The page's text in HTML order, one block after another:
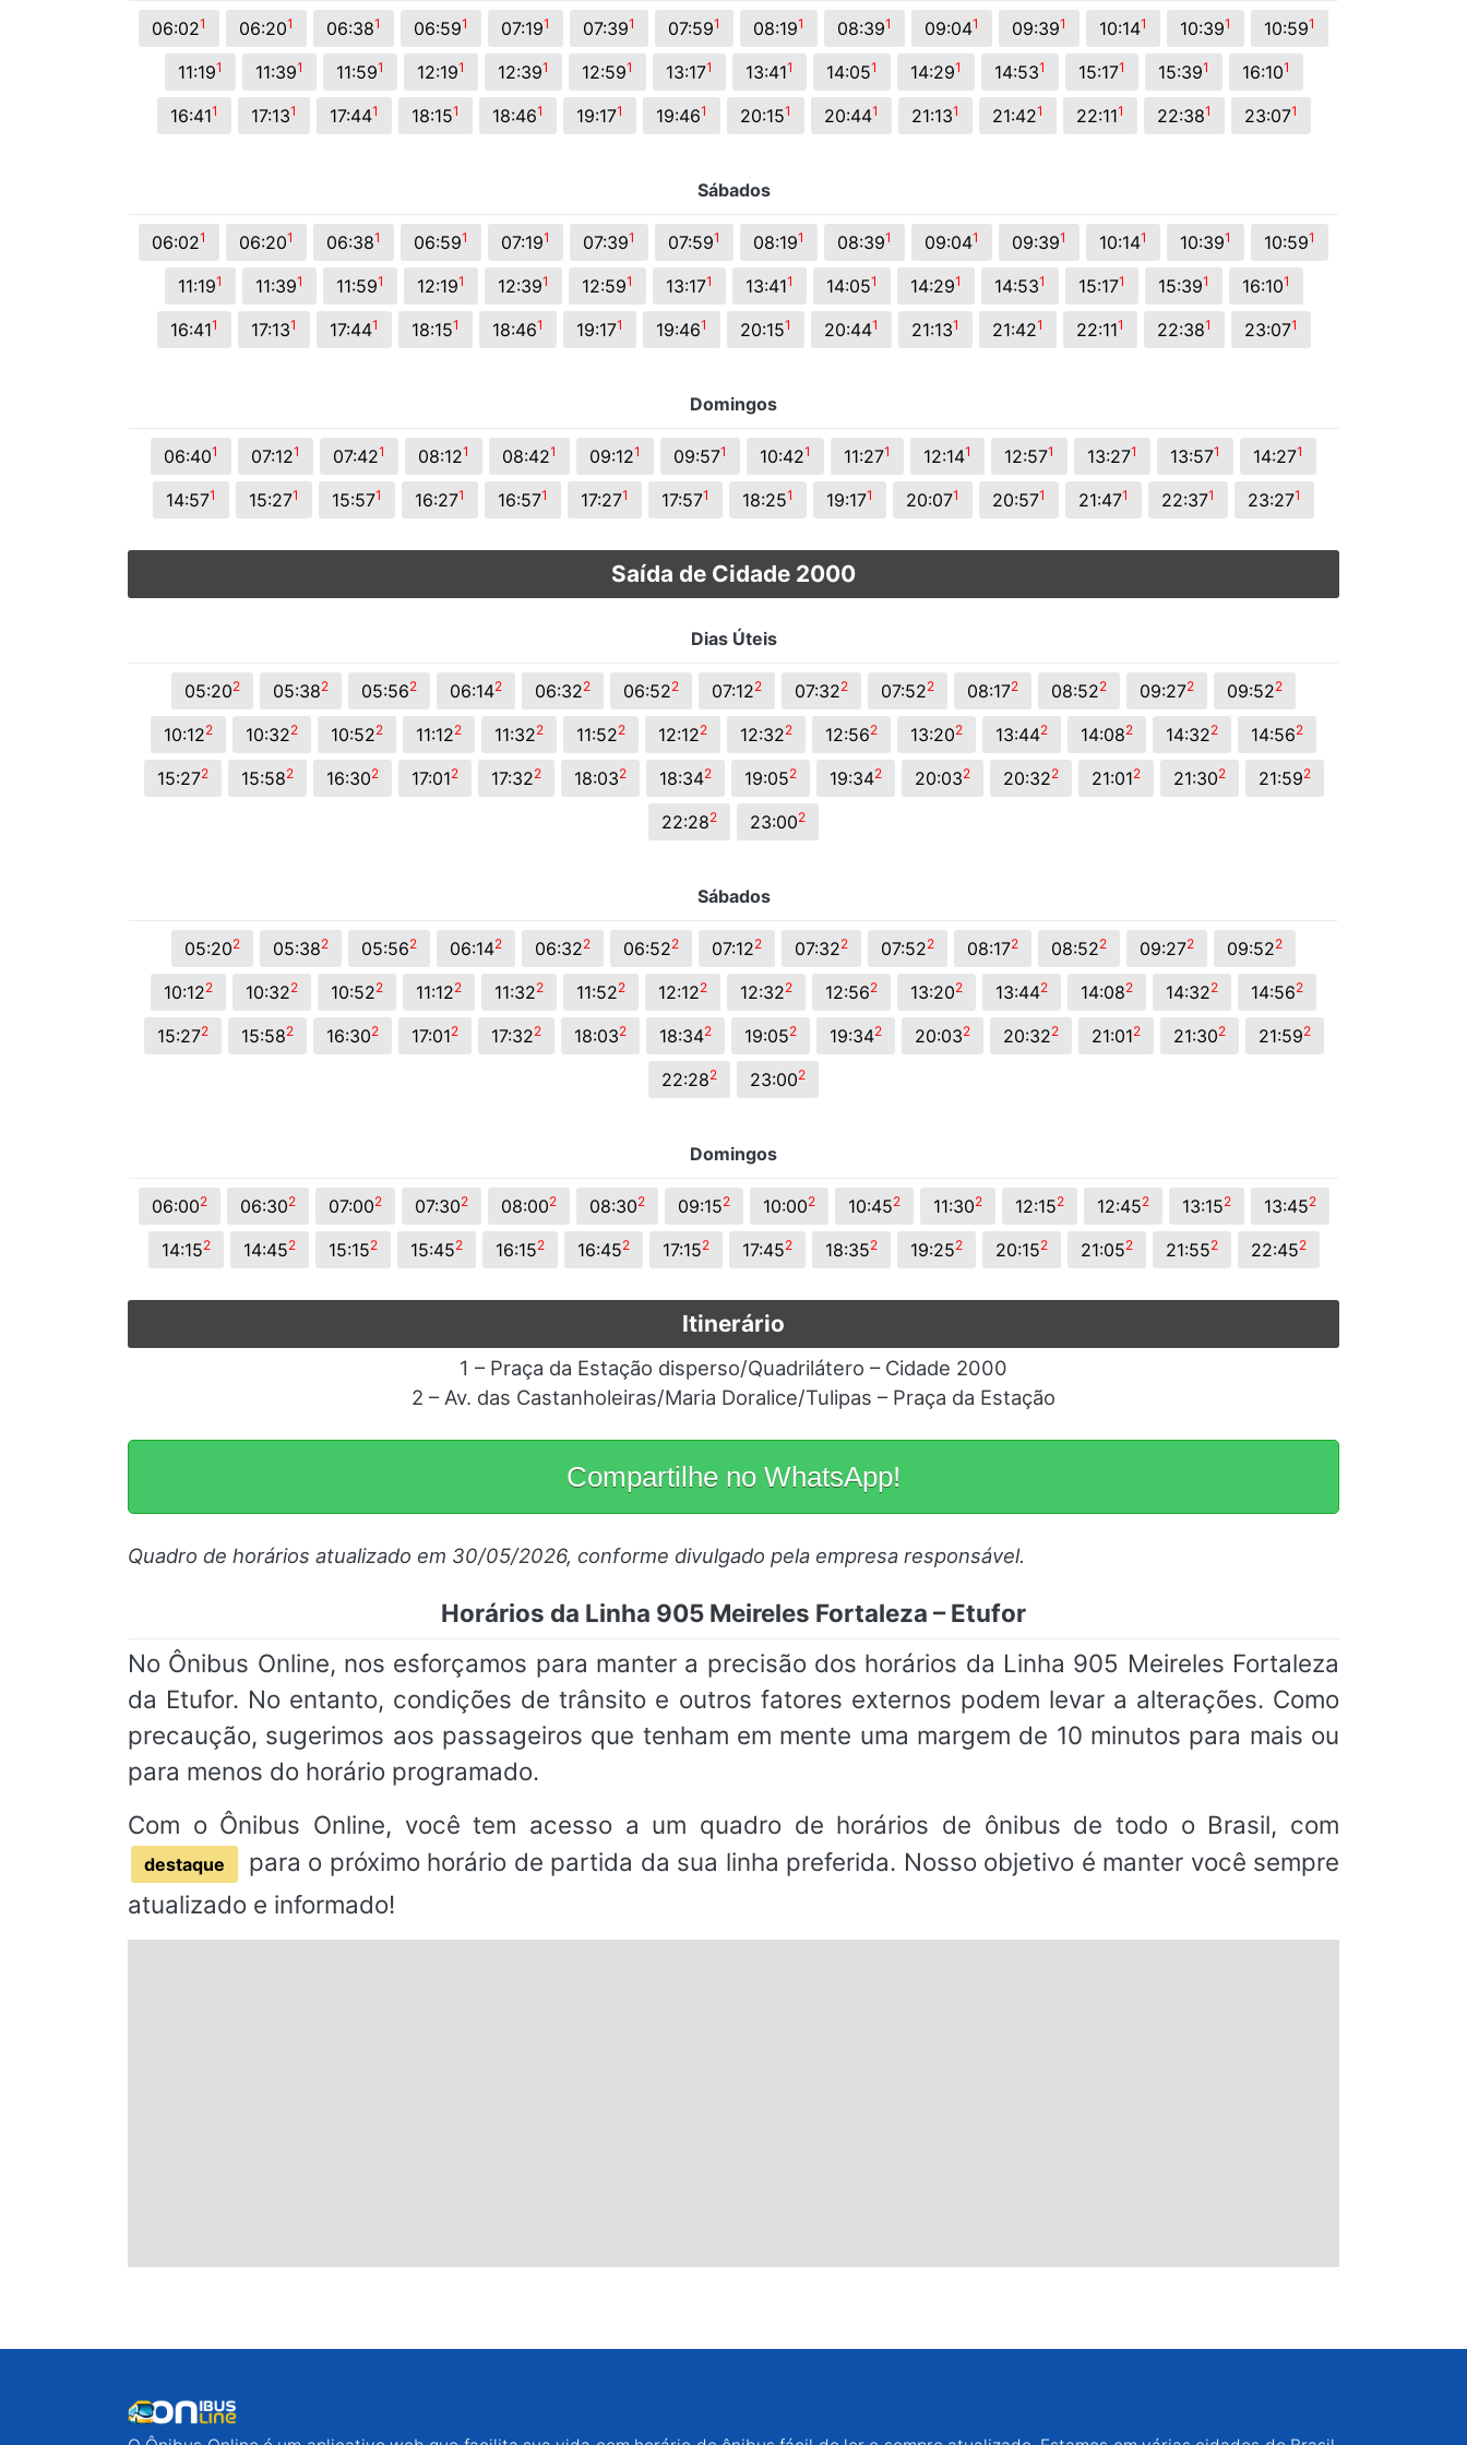
© 2026 Viva City Serviços Digitais Ltda. Todos os direitos reservados.
06:021 06:201 06:381 06:591 07:191 07:391 07:591 08:191 08:391 09:041 09:391 10:141 10:391 10:591
11:191 11:391 11:591 12:191 12:391 12:591 13:171 13:411 14:051 14:291 14:531 15:171 15:391 16:101
16:411 17:131 17:441 18:151 18:461 19:171 19:461 20:151 20:441 21:131 21:421 22:111 22:381 23:071
Sábados
06:021 06:201 06:381 06:591 07:191 07:391 07:591 08:191 08:391 09:041 09:391 10:141 10:391 10:591
11:191 11:391 11:591 12:191 12:391 12:591 13:171 13:411 14:051 14:291 14:531 15:171 15:391 16:101
16:411 17:131 17:441 18:151 18:461 19:171 19:461 20:151 20:441 21:131 21:421 22:111 22:381 23:071
Domingos
06:401 07:121 07:421 08:121 08:421 09:121 09:571 10:421 11:271 12:141 12:571 13:271 13:571 14:271
14:571 15:271 15:571 16:271 16:571 17:271 17:571 18:251 19:171 20:071 20:571 21:471 22:371 23:271
Saída de Cidade 2000
Dias Úteis
05:202 05:382 05:562 06:142 06:322 06:522 07:122 07:322 07:522 08:172 08:522 09:272 09:522
10:122 10:322 10:522 11:122 11:322 11:522 12:122 12:322 12:562 13:202 13:442 14:082 14:322 14:562
15:272 15:582 16:302 17:012 17:322 18:032 18:342 19:052 19:342 20:032 20:322 21:012 21:302 21:592
22:282 23:002
Sábados
05:202 05:382 05:562 06:142 06:322 06:522 07:122 07:322 07:522 08:172 08:522 09:272 09:522
10:122 10:322 10:522 11:122 11:322 11:522 12:122 12:322 12:562 13:202 13:442 14:082 14:322 14:562
15:272 15:582 16:302 17:012 17:322 18:032 18:342 19:052 19:342 20:032 20:322 21:012 21:302 21:592
22:282 23:002
Domingos
06:002 06:302 07:002 07:302 08:002 08:302 09:152 10:002 10:452 11:302 12:152 12:452 13:152 13:452
14:152 14:452 15:152 15:452 16:152 16:452 17:152 17:452 18:352 19:252 20:152 21:052 21:552 22:452
Itinerário
1 – Praça da Estação disperso/Quadrilátero – Cidade 2000
2 – Av. das Castanholeiras/Maria Doralice/Tulipas – Praça da Estação
Compartilhe no WhatsApp!
Quadro de horários atualizado em 30/05/2026, conforme divulgado pela empresa responsável.
Horários da Linha 905 Meireles Fortaleza – Etufor
No Ônibus Online, nos esforçamos para manter a precisão dos horários da Linha 905 Meireles Fortaleza
da Etufor. No entanto, condições de trânsito e outros fatores externos podem levar a alterações. Como
precaução, sugerimos aos passageiros que tenham em mente uma margem de 10 minutos para mais ou
para menos do horário programado.
Com o Ônibus Online, você tem acesso a um quadro de horários de ônibus de todo o Brasil, com
destaque
para o próximo horário de partida da sua linha preferida. Nosso objetivo é manter você sempre
atualizado e informado!